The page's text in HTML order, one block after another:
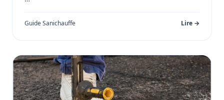
Guide Sanichauffe Lire →